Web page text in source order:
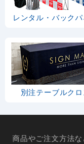
レンタル・バック
別注テーブルクロ
商品やご注文方法